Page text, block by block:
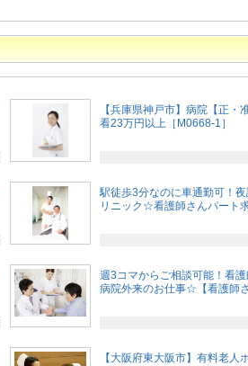
【兵庫県神戸市】病院【正
看23万円以上［M0668-1］
駅徒歩3分なのに車通勤可！
リニック☆看護師さんパート
週3コマからご相談可能！看
病院外来のお仕事☆【看護師
【大阪府東大阪市】有料老